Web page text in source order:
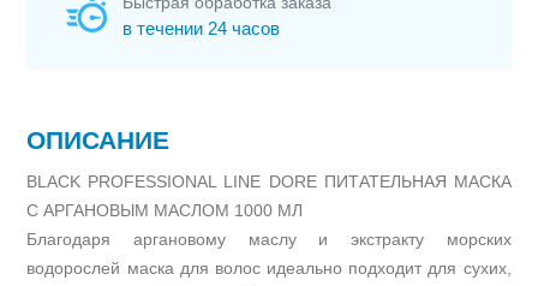
в течении 24 часов
ОПИСАНИЕ
BLACK PROFESSIONAL LINE DORE ПИТАТЕЛЬНАЯ МАСКА
С АРГАНОВЫМ МАСЛОМ 1000 МЛ
Благодаря аргановому маслу и экстракту морских
водорослей маска для волос идеально подходит для сухих,